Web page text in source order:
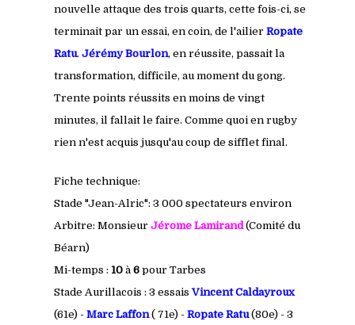
nouvelle attaque des trois quarts, cette fois-ci, se
terminait par un essai, en coin, de l'ailier Ropate
Ratu. Jérémy Bourlon, en réussite, passait la
transformation, difficile, au moment du gong.
Trente points réussits en moins de vingt
minutes, il fallait le faire. Comme quoi en rugby
rien n'est acquis jusqu'au coup de sifflet final.
Fiche technique:
Stade "Jean-Alric": 3 000 spectateurs environ
Arbitre: Monsieur Jérôme Lamirand (Comité du
Béarn)
Mi-temps : 10 à 6 pour Tarbes
Stade Aurillacois : 3 essais Vincent Caldayroux
(61e) - Marc Laffon ( 71e) - Ropate Ratu (80e) - 3